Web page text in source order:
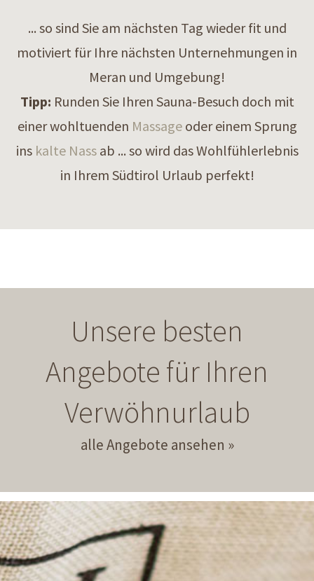
... so sind Sie am nächsten Tag wieder fit und
motiviert für Ihre nächsten Unternehmungen in
Meran und Umgebung!
Tipp: Runden Sie Ihren Sauna-Besuch doch mit
einer wohltuenden Massageoder einem Sprung
ins kalte Nassab ... so wird das Wohlfühlerlebnis
in Ihrem Südtirol Urlaub perfekt!
Unsere besten
Angebote für Ihren
Verwöhnurlaub
alle Angebote ansehen